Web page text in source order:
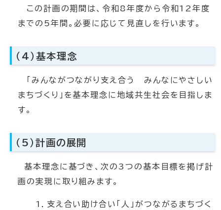
この計画の期間は、令和8年度から令和12年度
までの5年間。必要に応じて見直しを行います。
（4）基本理念
「みんながつながり支え合う みんなにやさしい
まちづくり」を基本理念に地域共生社会を目指しま
す。
（5）計画の展開
基本理念に基づき、次の3つの基本目標を掲げ計
画の実現に取り組みます。
1．支え合い助け合い「人」がつながるまちづく